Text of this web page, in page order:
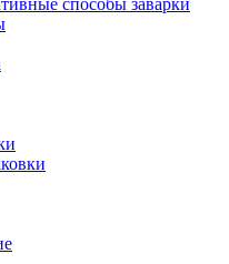
способы заварки